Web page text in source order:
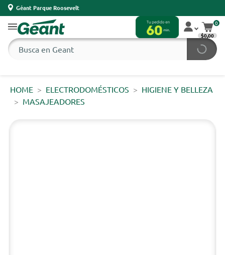
Géant Parque Roosevelt
0
$0,00
HOME ELECTRODOMÉSTICOS
HIGIENE Y BELLEZA
MASAJEADORES